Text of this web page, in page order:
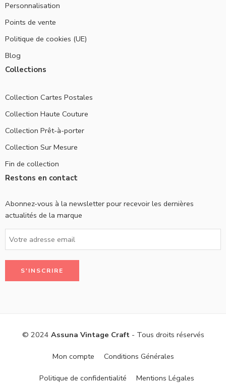
Personnalisation
Points de vente
Politique de cookies (UE)
Blog
Collections
Collection Cartes Postales
Collection Haute Couture
Collection Prêt-à-porter
Collection Sur Mesure
Fin de collection
Restons en contact
Abonnez-vous à la newsletter pour recevoir les dernières
actualités de la marque
© 2024 Assuna Vintage Craft- Tous droits réservés
Mon compte Conditions Générales
Politique de confidentialité Mentions Légales